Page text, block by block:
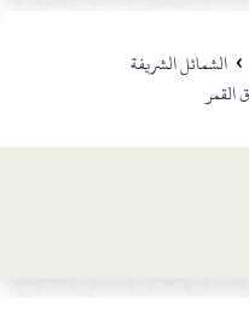
› الشمائل الشريفة